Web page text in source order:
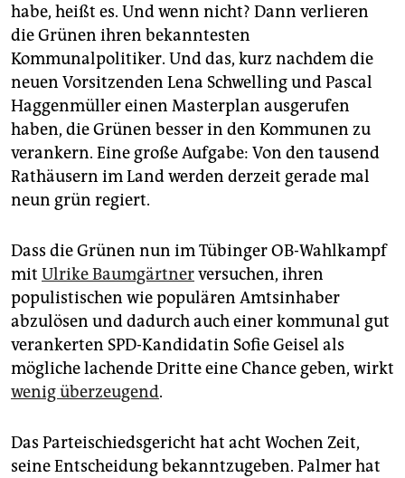
habe, heißt es. Und wenn nicht? Dann verlieren
die Grünen ihren bekanntesten
Kommunalpolitiker. Und das, kurz nachdem die
neuen Vorsitzenden Lena Schwelling und Pascal
Haggenmüller einen Masterplan ausgerufen
haben, die Grünen besser in den Kommunen zu
verankern. Eine große Aufgabe: Von den tausend
Rathäusern im Land werden derzeit gerade mal
neun grün regiert.
Dass die Grünen nun im Tübinger OB-Wahlkampf
mit Ulrike Baumgärtnerversuchen, ihren
populistischen wie populären Amtsinhaber
abzulösen und dadurch auch einer kommunal gut
verankerten SPD-Kandidatin Sofie Geisel als
mögliche lachende Dritte eine Chance geben, wirkt
wenig überzeugend.
Das Parteischiedsgericht hat acht Wochen Zeit,
seine Entscheidung bekanntzugeben. Palmer hat